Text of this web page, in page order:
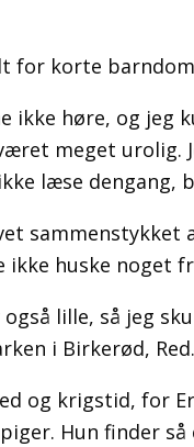
korte
ikke høre, og jeg
meget urolig.
læse dengang,
huske noget
lille, så jeg
i Birkerød,
og krigstid, for
Hun finder